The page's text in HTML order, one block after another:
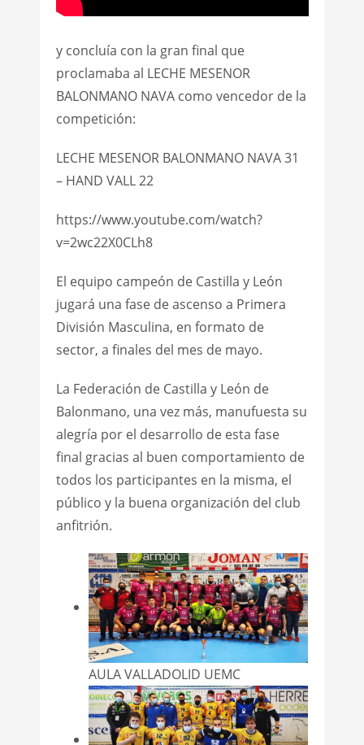
y concluía con la gran final que
proclamaba al LECHE MESENOR
BALONMANO NAVA como vencedor de la
competición:
LECHE MESENOR BALONMANO NAVA 31
– HAND VALL 22
https://www.youtube.com/watch?
v=2wc22X0CLh8
El equipo campeón de Castilla y León
jugará una fase de ascenso a Primera
División Masculina, en formato de
sector, a finales del mes de mayo.
La Federación de Castilla y León de
Balonmano, una vez más, manufuesta su
alegría por el desarrollo de esta fase
final gracias al buen comportamiento de
todos los participantes en la misma, el
público y la buena organización del club
anfitrión.
AULA VALLADOLID UEMC